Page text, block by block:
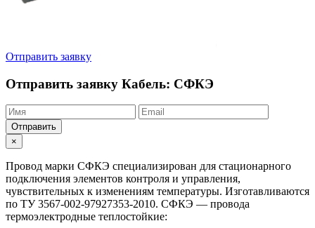
Отправить заявку
Отправить заявку Кабель: СФКЭ
Отправить
×
Провод марки СФКЭ специализирован для стационарного
подключения элементов контроля и управления,
чувствительных к изменениям температуры. Изготавливаются
по ТУ 3567-002-97927353-2010. СФКЭ — провода
термоэлектродные теплостойкие: